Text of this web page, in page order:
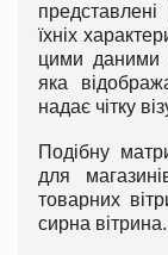
представлені
їхніх
цими даними
яка
надає чітку
Подібну
для
товарних
сирна вітрина.